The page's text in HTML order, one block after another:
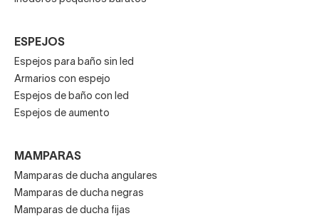
ESPEJOS
Espejos para baño sin led
Armarios con espejo
Espejos de baño con led
Espejos de aumento
MAMPARAS
Mamparas de ducha angulares
Mamparas de ducha negras
Mamparas de ducha fijas